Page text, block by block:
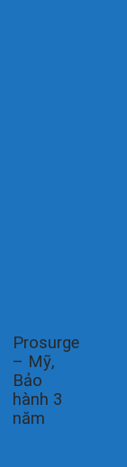
Prosurge
– Mỹ,
Bảo
hành 3
năm